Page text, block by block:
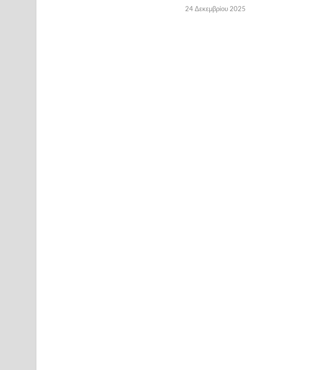
24 Δεκεμβρίου 2025